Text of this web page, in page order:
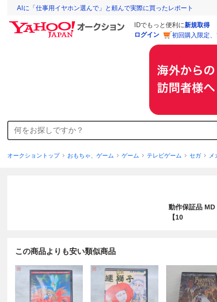
AIに「仕事用イヤホン選んで」と頼んで実際に買ったレポート
IDでもっと便利に新規取得
ログイン
初回購入限定
オークショントップ おもちゃ、ゲーム ゲーム テレビゲーム セガ メ
動作保証品
【10
この商品よりも安い類似商品